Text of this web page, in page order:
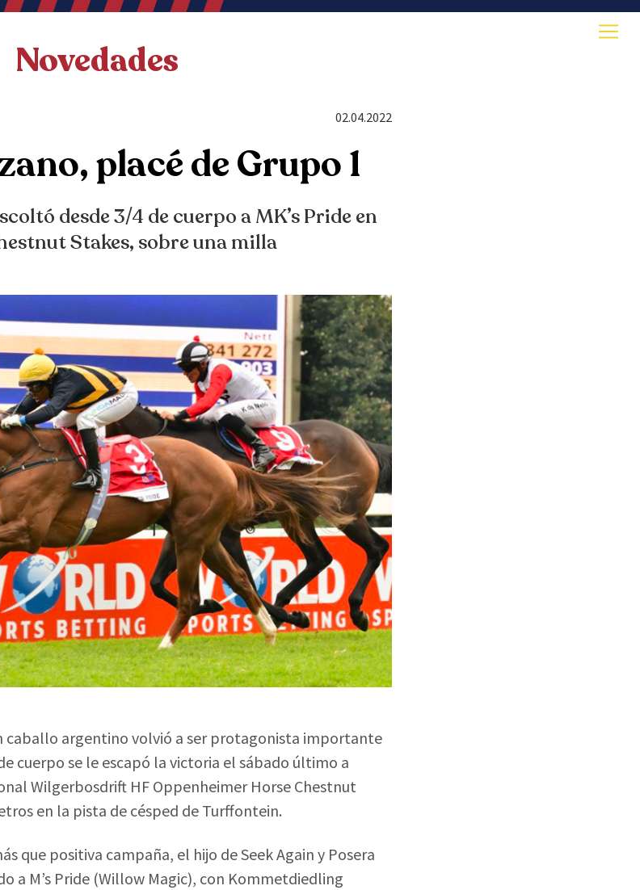
Novedades
02.04.2022
placé de Grupo 1
desde 3/4 de cuerpo a MK’s Pride en
Stakes, sobre una milla
caballo argentino volvió a ser protagonista importante
cuerpo se le escapó la victoria el sábado último a
Wilgerbosdrift HF Oppenheimer Horse Chestnut
en la pista de césped de Turffontein.
que positiva campaña, el hijo de Seek Again y Posera
a M’s Pride (Willow Magic), con Kommetdiedling